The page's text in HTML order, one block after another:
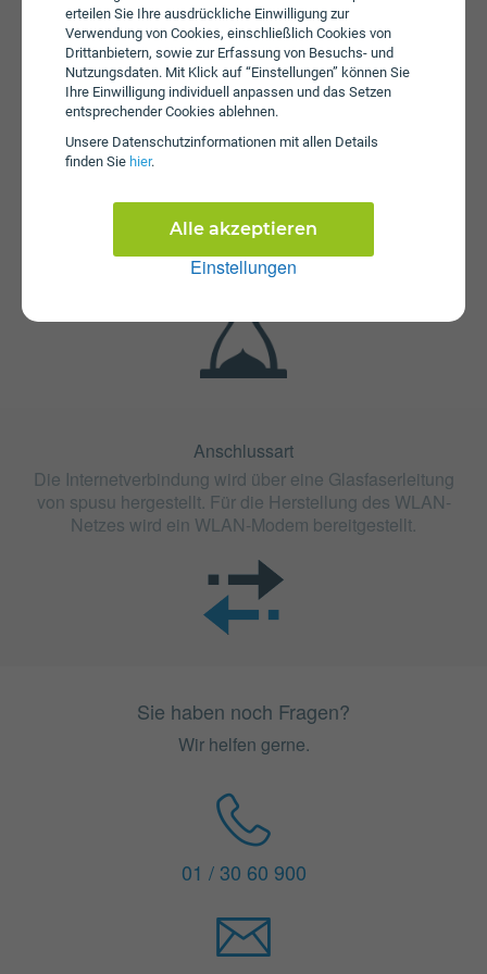
erteilen Sie Ihre ausdrückliche Einwilligung zur
Verwendung von Cookies, einschließlich Cookies von
Drittanbietern, sowie zur Erfassung von Besuchs- und
Nutzungsdaten. Mit Klick auf “Einstellungen” können Sie
Ihre Einwilligung individuell anpassen und das Setzen
entsprechender Cookies ablehnen.
Unsere Daten­schutz­informationen mit allen Details
finden Sie hier.
Einstellungen
Alle akzeptieren
Fristen
Bindung oder mit 24 Monaten Bindung erhältlich. Die
Kündigungsfrist beträgt 1 Monat.
Anschlussart
Die Internetverbindung wird über eine Glasfaserleitung
von spusu hergestellt. Für die Herstellung des WLAN-
Netzes wird ein WLAN-Modem bereitgestellt.
Sie haben noch Fragen?
Wir helfen gerne.
01 / 30 60 900